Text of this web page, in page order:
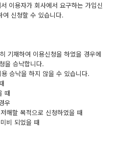
이용자가 회사에서 요구하는 가입신
여 신청할 수 있습니다.
기재하여 이용신청을 하였을 경우에
을 승낙합니다.
승낙을 하지 않을 수 있습니다.
때
우
해할 목적으로 신청하였을 때
비 되었을 때